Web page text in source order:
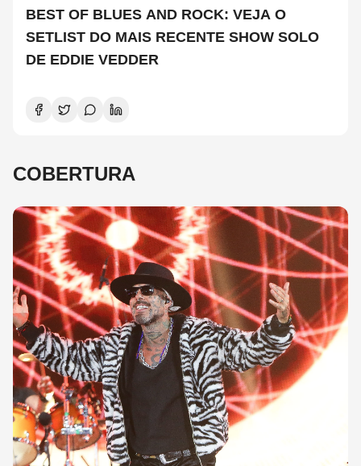
BEST OF BLUES AND ROCK: VEJA O
SETLIST DO MAIS RECENTE SHOW SOLO
DE EDDIE VEDDER
COBERTURA